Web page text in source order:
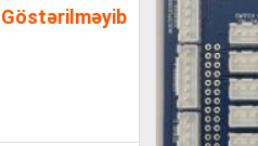
Göstərilməyib